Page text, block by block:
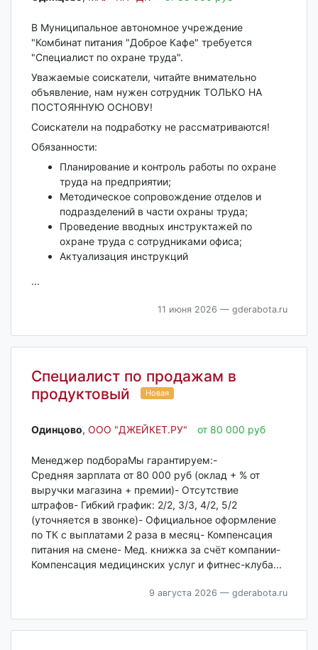
В Муниципальное автономное учреждение
"Комбинат питания "Доброе Кафе" требуется
"Специалист по охране труда".
Уважаемые соискатели, читайте внимательно
объявление, нам нужен сотрудник ТОЛЬКО НА
ПОСТОЯННУЮ ОСНОВУ!
Соискатели на подработку не рассматриваются!
Обязанности:
Планирование и контроль работы по охране
труда на предприятии;
Методическое сопровождение отделов и
подразделений в части охраны труда;
Проведение вводных инструктажей по
охране труда с сотрудниками офиса;
Актуализация инструкций
...
11 июня 2026 — gderabota.ru
Специалист по продажам в
продуктовый
Новая
Одинцово‎, ООО "ДЖЕЙКЕТ.РУ" от 80 000 руб
Менеджер подбораМы гарантируем:-
Средняя зарплата от 80 000 руб (оклад + % от
выручки магазина + премии)- Отсутствие
штрафов- Гибкий график: 2/2, 3/3, 4/2, 5/2
(уточняется в звонке)- Официальное оформление
по ТК с выплатами 2 раза в месяц- Компенсация
питания на смене- Мед. книжка за счёт компании-
Компенсация медицинских услуг и фитнес-клуба...
9 августа 2026 — gderabota.ru